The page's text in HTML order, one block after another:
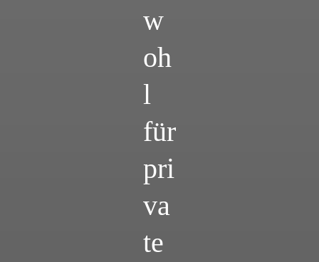
w
oh
l
für
pri
va
te